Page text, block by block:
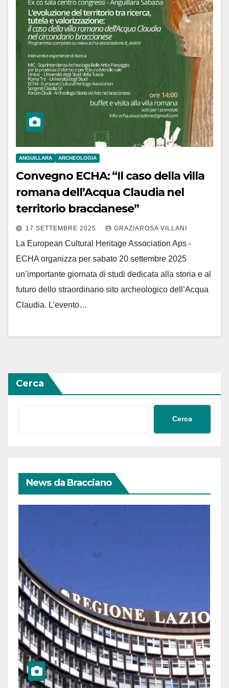
ANGUILLARA ARCHEOLOGIA
Convegno ECHA: “Il caso della villa
romana dell’Acqua Claudia nel
territorio braccianese”
17 SETTEMBRE 2025 GRAZIAROSA VILLANI
La European Cultural Heritage Association Aps -
ECHA organizza per sabato 20 settembre 2025
un’importante giornata di studi dedicata alla storia e al
futuro dello straordinario sito archeologico dell’Acqua
Claudia. L’evento…
Cerca
Cerca
News da Bracciano